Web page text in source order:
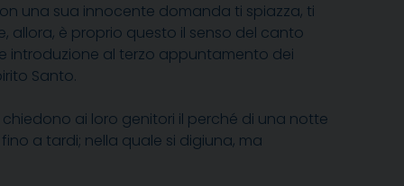
una sua innocente domanda ti spiazza, ti
allora, è proprio questo il senso del canto
introduzione al terzo appuntamento dei
Santo.
ai loro genitori il perché di una notte
a tardi; nella quale si digiuna, ma